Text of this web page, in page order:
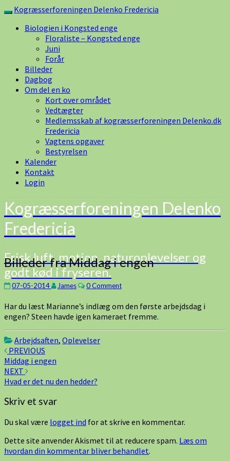
Skip
content
Toggle
navigation
Kogræsserforeningen Delenko Fredericia
Biologien i Kongsted enge
Floraliste – Kongsted enge
Juni
Forår
Billeder
Dagbog
Om del en ko
Kort over området
Vedtægter
Medlemsskab af kogræsserforeningen Delenko.dk
Fredericia
Vagtens opgaver
Bestyrelsen
Kalender
Kontakt
Login
Kogræsserforeningen Delenko
Fredericia
Frisk luft, motion, naturoplevelser og
godt kød i fryseren.
Billeder
fra
Middag
i
Billeder fra Middag i engen
07-05-2014 James Comments
0 Comment
Har du læst Marianne’s indlæg om den første arbejdsdag i
engen? Steen havde igen kameraet fremme.
Arbejdsaften, Oplevelser
Post
navigation
PREVIOUS
Middag i engen
NEXT
Hvad er det nu den hedder?
Skriv et svar
Du skal være logget ind for at skrive en kommentar.
Dette site anvender Akismet til at reducere spam. Læs om
hvordan din kommentar bliver behandlet.